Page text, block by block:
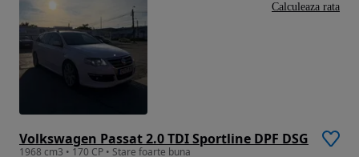
Volkswagen Passat 2.0 TDI Sportline DPF DSG
1968 cm3 • 170 CP • Stare foarte buna
Calculeaza rata